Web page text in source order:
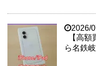
2026/
【高
ら名鉄